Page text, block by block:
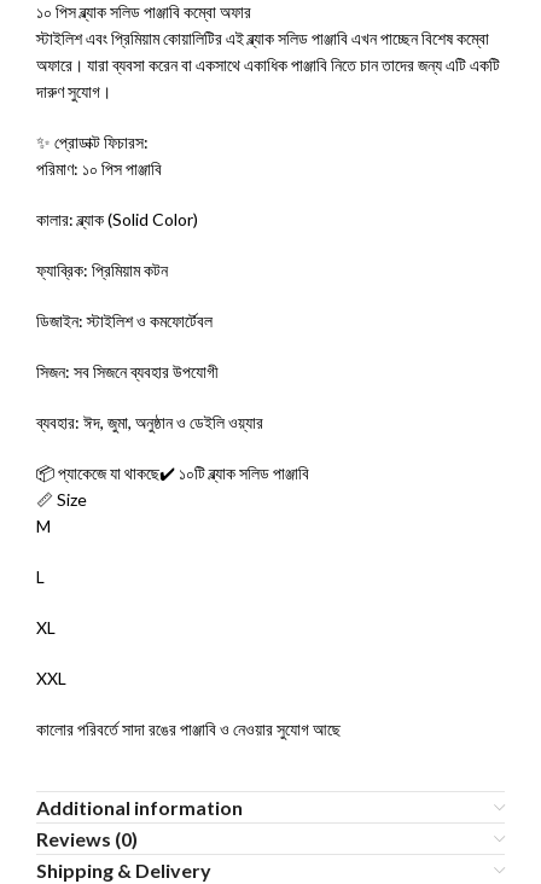
১০ পিস ব্ল্যাক সলিড পাঞ্জাবি কম্বো অফার
স্টাইলিশ এবং প্রিমিয়াম কোয়ালিটির এই ব্ল্যাক সলিড পাঞ্জাবি এখন পাচ্ছেন বিশেষ কম্বো
অফারে। যারা ব্যবসা করেন বা একসাথে একাধিক পাঞ্জাবি নিতে চান তাদের জন্য এটি একটি
দারুণ সুযোগ।
✨ প্রোডাক্ট ফিচারস:
পরিমাণ: ১০ পিস পাঞ্জাবি
কালার: ব্ল্যাক (Solid Color)
ফ্যাব্রিক: প্রিমিয়াম কটন
ডিজাইন: স্টাইলিশ ও কমফোর্টেবল
সিজন: সব সিজনে ব্যবহার উপযোগী
ব্যবহার: ঈদ, জুমা, অনুষ্ঠান ও ডেইলি ওয়্যার
📦 প্যাকেজে যা থাকছে✔️ ১০টি ব্ল্যাক সলিড পাঞ্জাবি
📏 Size
M
L
XL
XXL
কালোর পরিবর্তে সাদা রঙের পাঞ্জাবি ও নেওয়ার সুযোগ আছে
Additional information
Reviews (0)
Shipping & Delivery